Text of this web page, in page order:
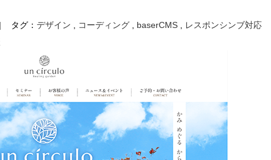
タグ： デザイン コーディング baserCMS レスポンシンブ対応